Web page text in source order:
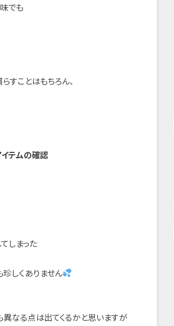
でも
すことはもちろん、
テムの確認
しまった
しくありません
異なる点は出てくるかと思いますが